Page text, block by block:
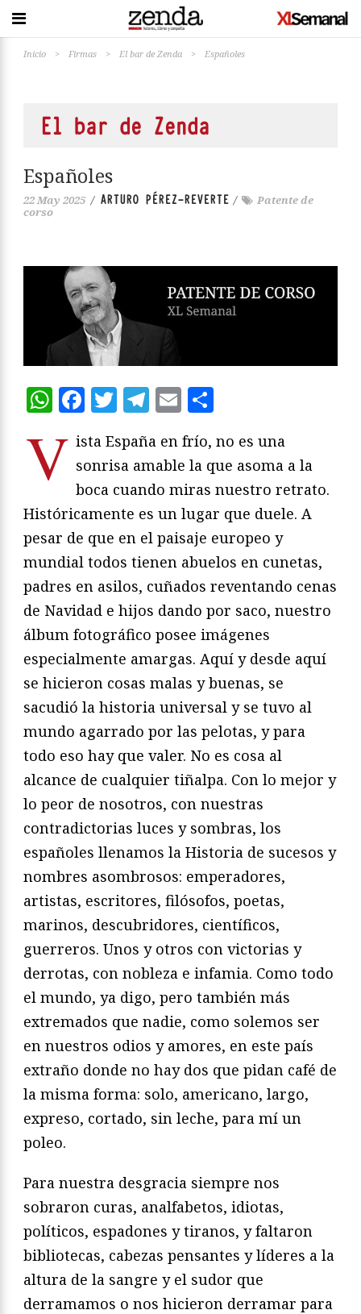
Inicio > Firmas > El bar de Zenda > Españoles
El bar de Zenda
Españoles
22 May 2025 / ARTURO PÉREZ-REVERTE /
Patente de
corso
WhatsApp
Facebook
Twitter
Telegram
Email
V ista España en frío, no es una
sonrisa amable la que asoma a la
boca cuando miras nuestro retrato.
Históricamente es un lugar que duele. A
pesar de que en el paisaje europeo y
mundial todos tienen abuelos en cunetas,
padres en asilos, cuñados reventando cenas
de Navidad e hijos dando por saco, nuestro
álbum fotográfico posee imágenes
especialmente amargas. Aquí y desde aquí
se hicieron cosas malas y buenas, se
sacudió la historia universal y se tuvo al
mundo agarrado por las pelotas, y para
todo eso hay que valer. No es cosa al
alcance de cualquier tiñalpa. Con lo mejor y
lo peor de nosotros, con nuestras
contradictorias luces y sombras, los
españoles llenamos la Historia de sucesos y
nombres asombrosos: emperadores,
artistas, escritores, filósofos, poetas,
marinos, descubridores, científicos,
guerreros. Unos y otros con victorias y
derrotas, con nobleza e infamia. Como todo
el mundo, ya digo, pero también más
extremados que nadie, como solemos ser
en nuestros odios y amores, en este país
extraño donde no hay dos que pidan café de
la misma forma: solo, americano, largo,
expreso, cortado, sin leche, para mí un
poleo.
Para nuestra desgracia siempre nos
sobraron curas, analfabetos, idiotas,
políticos, espadones y tiranos, y faltaron
bibliotecas, cabezas pensantes y líderes a la
altura de la sangre y el sudor que
derramamos o nos hicieron derramar para